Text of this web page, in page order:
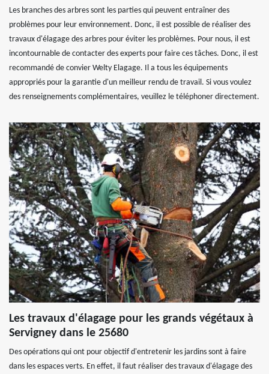
Les branches des arbres sont les parties qui peuvent entraîner des
problèmes pour leur environnement. Donc, il est possible de réaliser des
travaux d'élagage des arbres pour éviter les problèmes. Pour nous, il est
incontournable de contacter des experts pour faire ces tâches. Donc, il est
recommandé de convier Welty Elagage. Il a tous les équipements
appropriés pour la garantie d'un meilleur rendu de travail. Si vous voulez
des renseignements complémentaires, veuillez le téléphoner directement.
Les travaux d'élagage pour les grands végétaux à
Servigney dans le 25680
Des opérations qui ont pour objectif d'entretenir les jardins sont à faire
dans les espaces verts. En effet, il faut réaliser des travaux d'élagage des